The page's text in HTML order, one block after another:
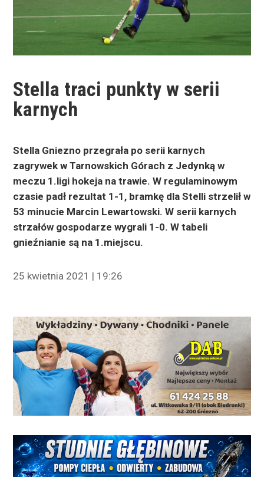
Stella traci punkty w serii
karnych
Stella Gniezno przegrała po serii karnych
zagrywek w Tarnowskich Górach z Jedynką w
meczu 1.ligi hokeja na trawie. W regulaminowym
czasie padł rezultat 1-1, bramkę dla Stelli strzelił w
53 minucie Marcin Lewartowski. W serii karnych
strzałów gospodarze wygrali 1-0. W tabeli
gnieźnianie są na 1.miejscu.
25 kwietnia 2021 | 19:26